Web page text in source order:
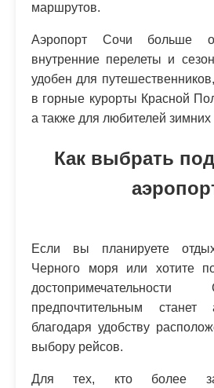
маршрутов.
Аэропорт Сочи больше
внутренние перелеты и
удобен для
в горные курорты Красной
а также для любителей зимних
Как выбрать
Если вы планируете
Черного моря или хотите
предпочтительным
благодаря удобству
выбору рейсов.
Для тех, кто более